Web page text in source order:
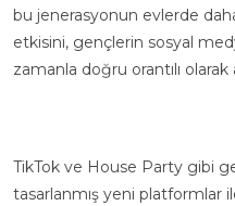
bu jenerasyonun evlerde
etkisini, gençlerin sosyal
zamanla doğru orantılı olarak
TikTok ve House Party gibi
tasarlanmış yeni platformlar